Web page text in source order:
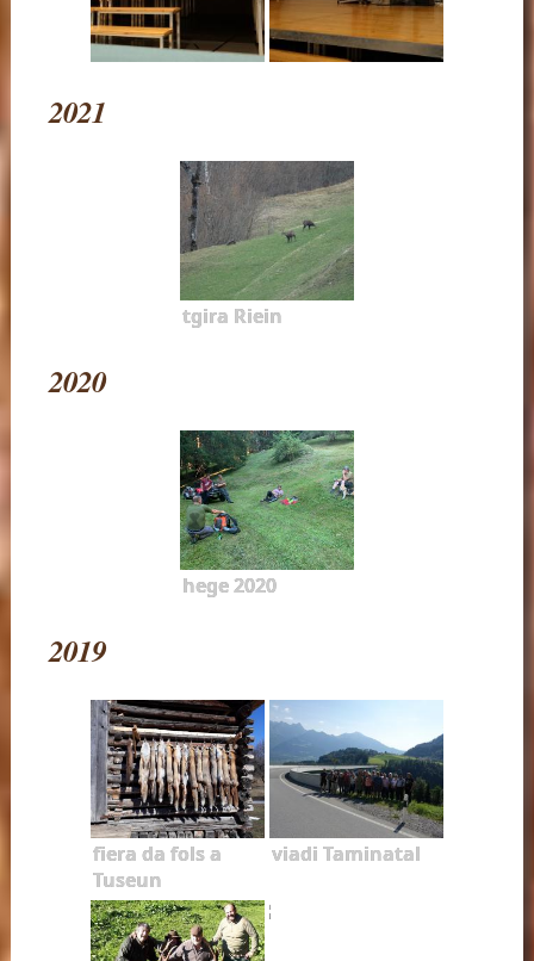
2021
tgira Riein
2020
hege 2020
2019
fiera da fols a
Tuseun
viadi Taminatal